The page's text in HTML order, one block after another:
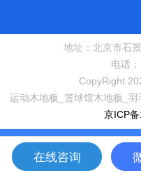
地址：北京市石
电话
CopyRight
运动木地板_篮球馆木地板_
京ICP
网站首页
在线咨询